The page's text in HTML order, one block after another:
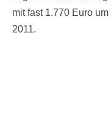
mit fast 1.770 Euro
2011.